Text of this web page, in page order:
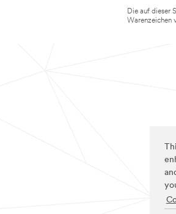
Die auf dieser
Warenzeichen